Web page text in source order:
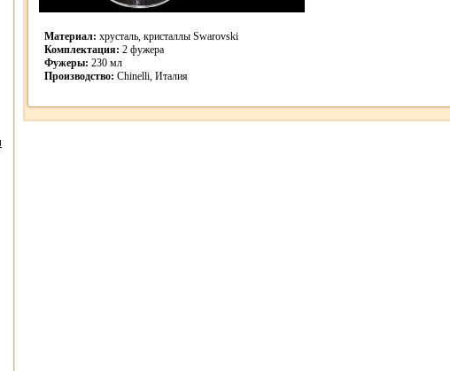
Материал: хрусталь, кристаллы Swarovski
Комплектация: 2 фужера
Фужеры: 230 мл
Производство: Chinelli, Италия